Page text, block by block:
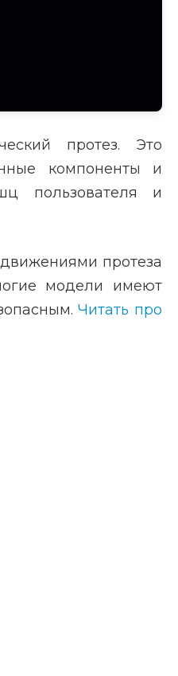
протез. Это
компоненты и
пользователя и
протеза
модели имеют
Читать про